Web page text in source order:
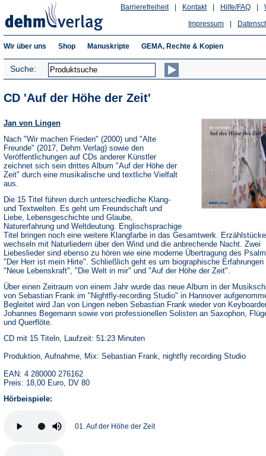
Hilfe/FAQ
Kontakt
Barrierefreiheit
Impressum
Wir über uns Shop Manuskripte GEMA, Rechte & Kopien
Suche:
CD 'Auf der Höhe der Zeit'
Jan von Lingen
Nach "Wir machen Frieden" (2000) und "Alte
Freunde" (2017, Dehm Verlag) sowie den
Veröffentlichungen auf CDs anderer Künstler
zeichnet sich sein drittes Album "Auf der Höhe der
Zeit" durch eine musikalische und textliche Vielfalt
aus.
Die 15 Titel führen durch unterschiedliche Klang-
und Textwelten. Es geht um Freundschaft und
Liebe, Lebensgeschichte und Glaube,
Naturerfahrung und Weltdeutung. Englischsprachige
Titel bringen noch eine weitere Klangfarbe in das Gesamtwerk. Erzählstücke
wechseln mit Naturliedern über den Wind und die anbrechende Nacht. Zwei
Liebeslieder sind ebenso zu hören wie eine moderne Übertragung des
"Der Herr ist mein Hirte". Schließlich geht es um biographische Erfahrungen
"Neue Lebenskraft", "Die Welt in mir" und "Auf der Höhe der Zeit".
Über einen Zeitraum von einem Jahr wurde das neue Album in der
von Sebastian Frank im "Nightfly-recording Studio" in Hannover
Begleitet wird Jan von Lingen neben Sebastian Frank wieder von
Johannes Begemann sowie von professionellen Solisten an Saxophon,
und Querflöte.
CD mit 15 Titeln, Laufzeit: 51:23 Minuten
Produktion, Aufnahme, Mix: Sebastian Frank, nightfly recording Studio
EAN: 4 280000 276162
Preis: 18,00 Euro, DV 80
Hörbeispiele:
01. Auf der Höhe der Zeit